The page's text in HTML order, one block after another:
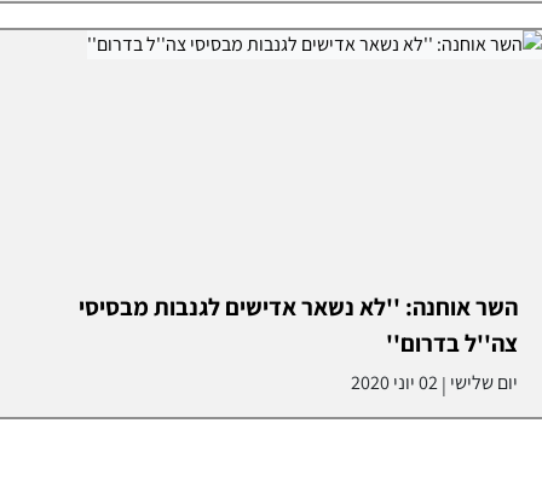
השר אוחנה: ''לא נשאר אדישים לגנבות מבסיסי
צה''ל בדרום''
יום שלישי |02 יוני 2020